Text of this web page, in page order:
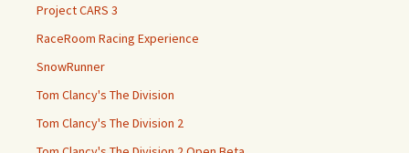
Project CARS 3
RaceRoom Racing Experience
SnowRunner
Tom Clancy's The Division
Tom Clancy's The Division 2